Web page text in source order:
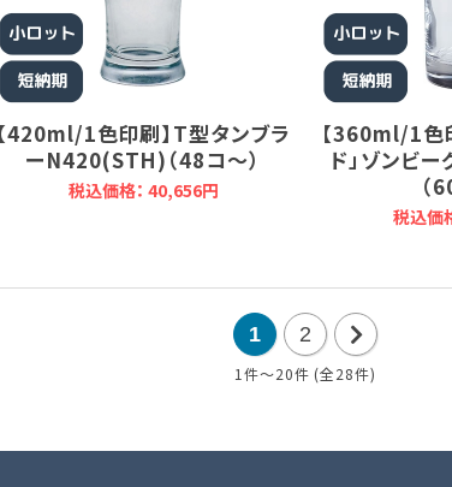
【420ml/1色印刷】T型タンブラ
ーN420(STH)（48コ～）
税込価格： 40,656円
【360ml/1色
ド」ゾンビ
（
税込価
1
2
次
20
1件～20件 (全28件)